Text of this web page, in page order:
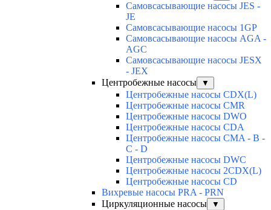
Самовсасывающие насосы JES -
JE
Самовсасывающие насосы 1GP
Самовсасывающие насосы AGA -
AGC
Самовсасывающие насосы JESX
- JEX
Центробежные насосы
▼
Центробежные насосы CDX(L)
Центробежные насосы CMR
Центробежные насосы DWO
Центробежные насосы CDA
Центробежные насосы CMA - B -
C - D
Центробежные насосы DWC
Центробежные насосы 2CDX(L)
Центробежные насосы CD
Вихревые насосы PRA - PRN
Циркуляционные насосы
▼